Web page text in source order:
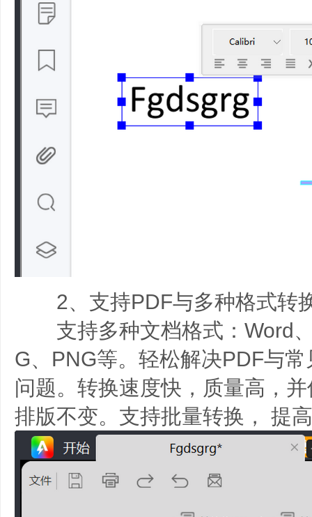
2、支持PDF与多种格式转
支持多种文档格式：Word、
G、PNG等。轻松解决PDF与
问题。转换速度快，质量高，
排版不变。支持批量转换， 提